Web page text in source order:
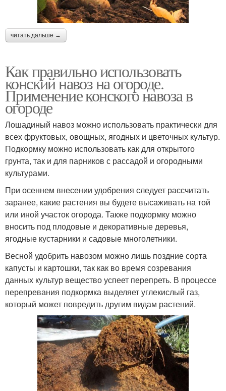
читать дальше →
Как правильно использовать
конский навоз на огороде.
Применение конского навоза в
огороде
Лошадиный навоз можно использовать практически для
всех фруктовых, овощных, ягодных и цветочных культур.
Подкормку можно использовать как для открытого
грунта, так и для парников с рассадой и огородными
культурами.
При осеннем внесении удобрения следует рассчитать
заранее, какие растения вы будете высаживать на той
или иной участок огорода. Также подкормку можно
вносить под плодовые и декоративные деревья,
ягодные кустарники и садовые многолетники.
Весной удобрить навозом можно лишь поздние сорта
капусты и картошки, так как во время созревания
данных культур вещество успеет перепреть. В процессе
перепревания подкормка выделяет углекислый газ,
который может повредить другим видам растений.